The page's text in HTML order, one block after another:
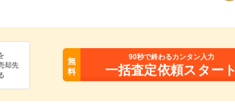
却先
無
料
90秒で終わるカンタン入力
一括査定依頼スタート